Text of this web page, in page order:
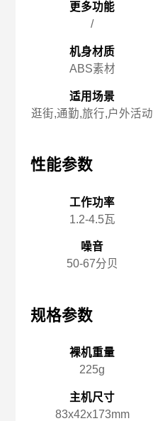
更多功能
/
机身材质
ABS素材
适用场景
逛街,通勤,旅行,户外活动
性能参数
工作功率
1.2-4.5瓦
噪音
50-67分贝
规格参数
裸机重量
225g
主机尺寸
83x️42x️173mm